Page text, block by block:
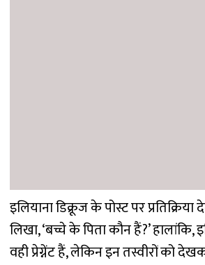
इलियाना डिक्रूज के पोस्ट पर
लिखा, ‘बच्चे के पिता कौन हैं?’
वही प्रेग्नेंट हैं, लेकिन इन तस्वीरों को